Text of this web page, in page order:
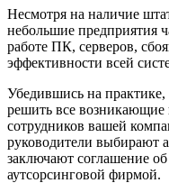
Несмотря на наличие
небольшие предприятия
работе ПК, серверов,
эффективности всей
Убедившись на
решить все возникающие
сотрудников вашей
руководители выбирают
заключают соглашение
аутсорсинговой фирмой.